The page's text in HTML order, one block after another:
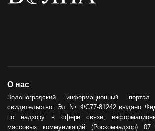
О нас
Зеленоградский информационный
свидетельство: Эл № ФС77-81242 выдано
по надзору в сфере связи,
массовых коммуникаций (Роскомнадзор)